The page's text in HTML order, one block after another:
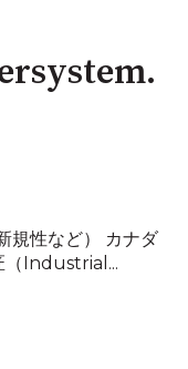
規性など） カナダ
（Industrial...